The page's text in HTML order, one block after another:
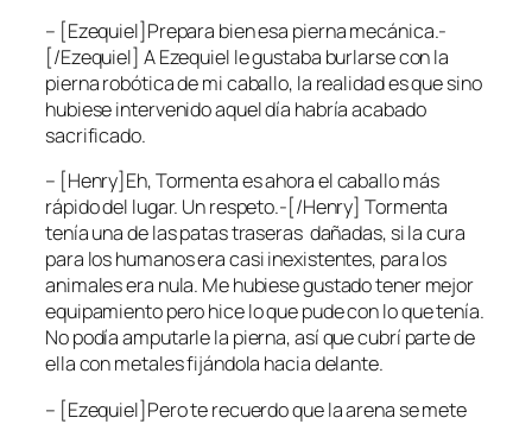
– [Ezequiel]Prepara bien esa pierna mecánica.-
[/Ezequiel] A Ezequiel le gustaba burlarse con la
pierna robótica de mi caballo, la realidad es que sino
hubiese intervenido aquel día habría acabado
sacrificado.
– [Henry]Eh, Tormenta es ahora el caballo más
rápido del lugar. Un respeto.-[/Henry] Tormenta
tenía una de las patas traseras dañadas, si la cura
para los humanos era casi inexistentes, para los
animales era nula. Me hubiese gustado tener mejor
equipamiento pero hice lo que pude con lo que tenía.
No podía amputarle la pierna, así que cubrí parte de
ella con metales fijándola hacia delante.
– [Ezequiel]Pero te recuerdo que la arena se mete